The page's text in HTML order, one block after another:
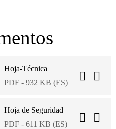
Hoja-Técnica
PDF - 932 KB (ES)
Hoja de Seguridad
PDF - 611 KB (ES)